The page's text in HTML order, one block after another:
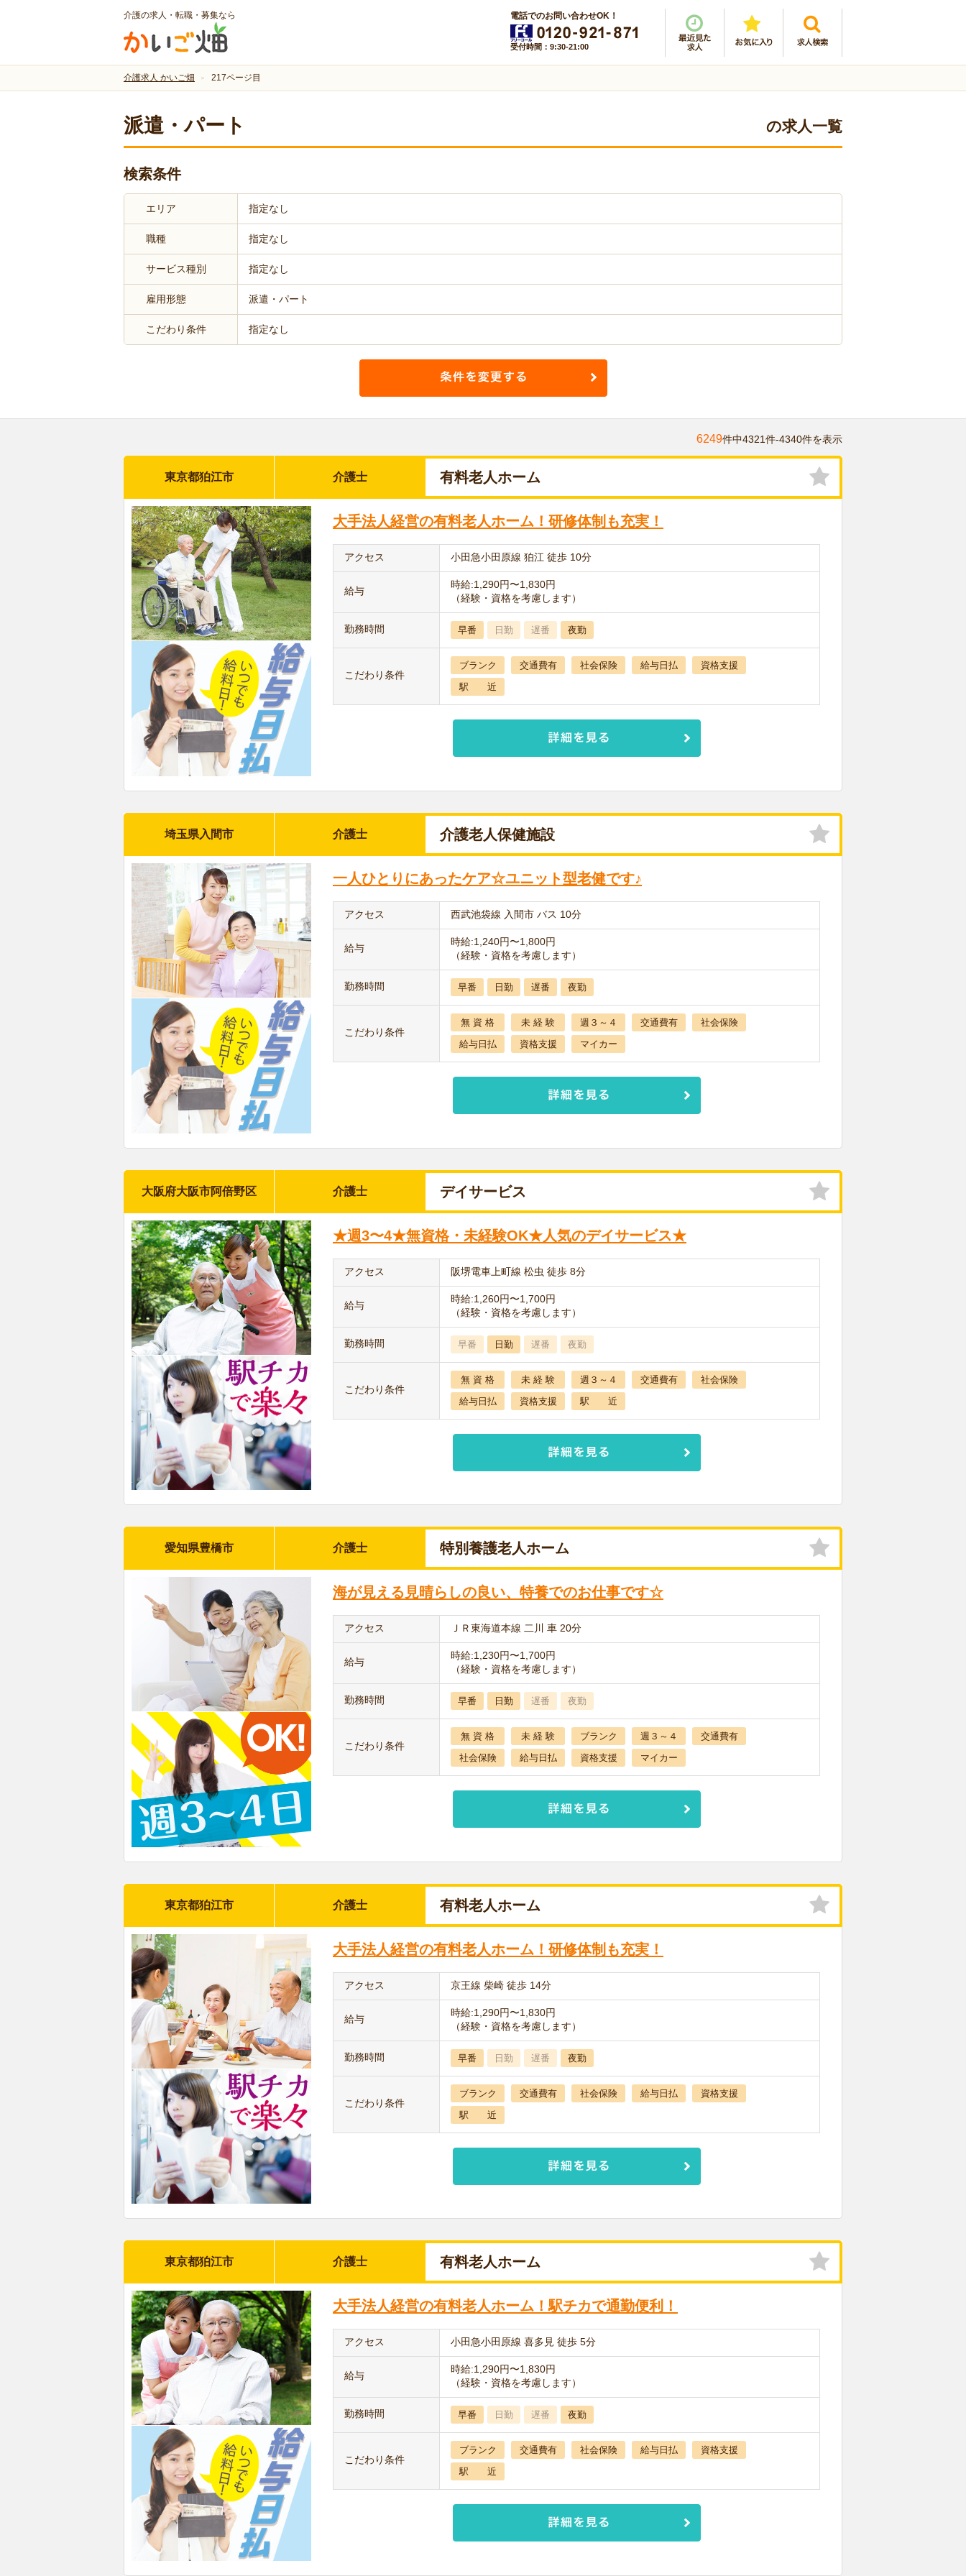
介護の求人・転職・募集なら 電話でのお問い合わせOK！
受付時間：9:30-21:00
介護求人 かいご畑 217ページ目
派遣・パート の求人一覧
検索条件
エリア 指定なし
職種 指定なし
サービス種別 指定なし
雇用形態 派遣・パート
こだわり条件 指定なし
6249件中4321件-4340件を表示
東京都狛江市 介護士 有料老人ホーム
大手法人経営の有料老人ホーム！研修体制も充実！
アクセス 小田急小田原線 狛江 徒歩 10分
給与
時給:1,290円〜1,830円
（経験・資格を考慮します）
勤務時間 早番 日勤 遅番 夜勤
こだわり条件
ブランク 交通費有 社会保険 給与日払
資格支援
駅 近
埼玉県入間市 介護士 介護老人保健施設
一人ひとりにあったケア☆ユニット型老健です♪
アクセス 西武池袋線 入間市 バス 10分
給与
時給:1,240円〜1,800円
（経験・資格を考慮します）
勤務時間 早番 日勤 遅番 夜勤
こだわり条件
無 資 格 未 経 験 週３～４ 交通費有
社会保険
給与日払
資格支援 マイカー
大阪府大阪市阿倍野区 介護士 デイサービス
★週3〜4★無資格・未経験OK★人気のデイサービス★
アクセス 阪堺電車上町線 松虫 徒歩 8分
給与
時給:1,260円〜1,700円
（経験・資格を考慮します）
勤務時間 早番 日勤 遅番 夜勤
こだわり条件
無 資 格 未 経 験 週３～４ 交通費有
社会保険
給与日払
資格支援 駅 近
愛知県豊橋市 介護士 特別養護老人ホーム
海が見える見晴らしの良い、特養でのお仕事です☆
アクセス ＪＲ東海道本線 二川 車 20分
給与
時給:1,230円〜1,700円
（経験・資格を考慮します）
勤務時間 早番 日勤 遅番 夜勤
こだわり条件
無 資 格 未 経 験 ブランク 週３～４
交通費有
社会保険
給与日払 資格支援 マイカー
東京都狛江市 介護士 有料老人ホーム
大手法人経営の有料老人ホーム！研修体制も充実！
アクセス 京王線 柴崎 徒歩 14分
給与
時給:1,290円〜1,830円
（経験・資格を考慮します）
勤務時間 早番 日勤 遅番 夜勤
こだわり条件
ブランク 交通費有 社会保険 給与日払
資格支援
駅 近
東京都狛江市 介護士 有料老人ホーム
大手法人経営の有料老人ホーム！駅チカで通勤便利！
アクセス 小田急小田原線 喜多見 徒歩 5分
給与
時給:1,290円〜1,830円
（経験・資格を考慮します）
勤務時間 早番 日勤 遅番 夜勤
こだわり条件
ブランク 交通費有 社会保険 給与日払
資格支援
駅 近